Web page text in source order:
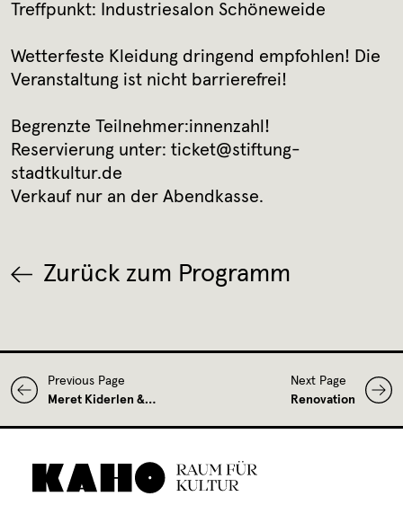
Treffpunkt: Industriesalon Schöneweide
Wetterfeste Kleidung dringend empfohlen! Die
Veranstaltung ist nicht barrierefrei!
Begrenzte Teilnehmer:innenzahl!
Reservierung unter: ticket@stiftung-
stadtkultur.de
Verkauf nur an der Abendkasse.
Zurück zum Programm
Previous Page
Meret Kiderlen &…
Next Page
Renovation